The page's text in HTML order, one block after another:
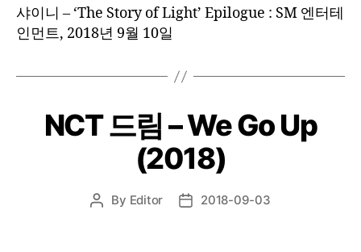
샤이니 – ‘The Story of Light’ Epilogue : SM 엔터테
인먼트, 2018년 9월 10일
NCT 드림 – We Go Up
(2018)
Post
By Editor
Post2018-09-03